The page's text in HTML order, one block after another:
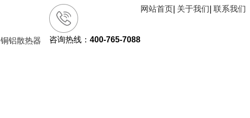
网站首页 关于我们 联系我们
咨询热线： 400-765-7088
铜铝散热器